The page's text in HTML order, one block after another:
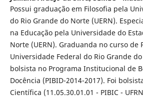
Possui graduação em Filosofia pela
do Rio Grande do Norte (UERN).
na Educação pela Universidade do
Norte (UERN). Graduanda no curso de
Universidade Federal do Rio Grande do
bolsista no Programa Institucional de
Docência (PIBID-2014-2017). Foi
Científica (11.05.30.01.01 - PIBIC -